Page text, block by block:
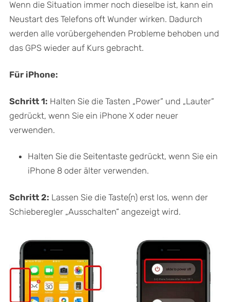
Wenn die Situation immer noch dieselbe ist, kann ein
Neustart des Telefons oft Wunder wirken. Dadurch
werden alle vorübergehenden Probleme behoben und
das GPS wieder auf Kurs gebracht.
Für iPhone:
Schritt 1: Halten Sie die Tasten „Power“ und „Lauter“
gedrückt, wenn Sie ein iPhone X oder neuer
verwenden.
Halten Sie die Seitentaste gedrückt, wenn Sie ein
iPhone 8 oder älter verwenden.
Schritt 2: Lassen Sie die Taste(n) erst los, wenn der
Schieberegler „Ausschalten“ angezeigt wird.